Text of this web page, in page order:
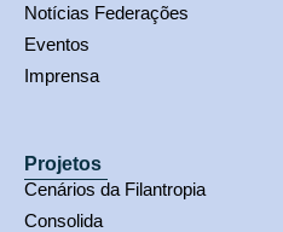
Notícias Federações
Eventos
Imprensa
Projetos
Cenários da Filantropia
Consolida